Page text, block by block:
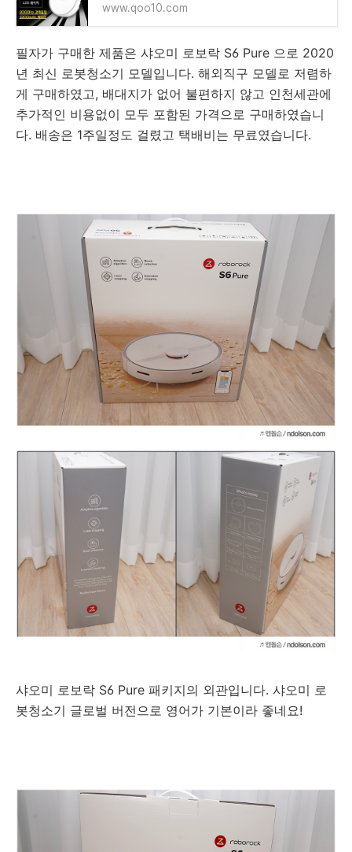
www.qoo10.com
필자가 구매한 제품은 샤오미 로보락 S6 Pure 으로 2020
년 최신 로봇청소기 모델입니다. 해외직구 모델로 저렴하
게 구매하였고, 배대지가 없어 불편하지 않고 인천세관에
추가적인 비용없이 모두 포함된 가격으로 구매하였습니
다. 배송은 1주일정도 걸렸고 택배비는 무료였습니다.
샤오미 로보락 S6 Pure 패키지의 외관입니다. 샤오미 로
봇청소기 글로벌 버전으로 영어가 기본이라 좋네요!